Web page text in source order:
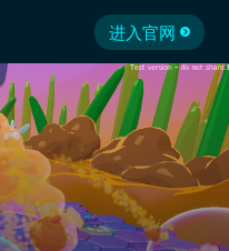
进入官网